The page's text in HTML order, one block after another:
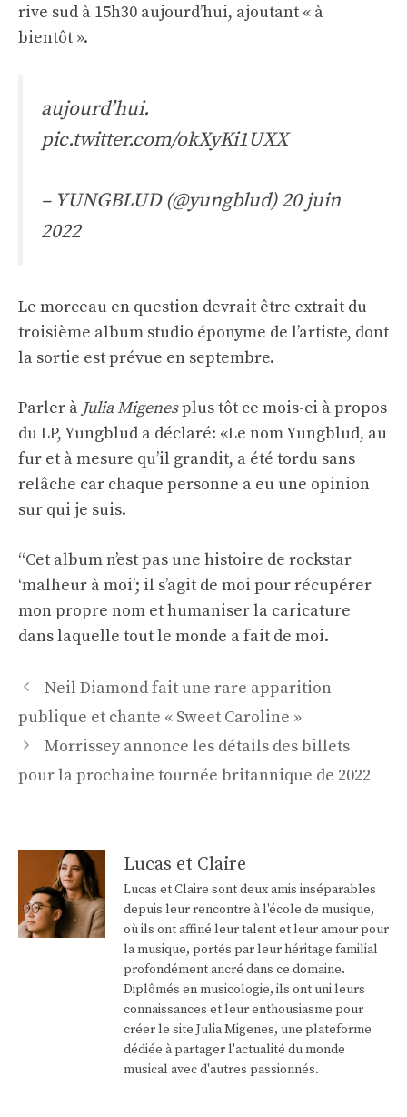
rive sud à 15h30 aujourd’hui, ajoutant « à
bientôt ».
aujourd’hui.
pic.twitter.com/okXyKi1UXX
– YUNGBLUD (@yungblud)20 juin
2022
Le morceau en question devrait être extrait du
troisième album studio éponyme de l’artiste, dont
la sortie est prévue en septembre.
Parler à Julia Migenesplus tôt ce mois-ci à propos
du LP, Yungblud a déclaré: «Le nom Yungblud, au
fur et à mesure qu’il grandit, a été tordu sans
relâche car chaque personne a eu une opinion
sur qui je suis.
“Cet album n’est pas une histoire de rockstar
‘malheur à moi’; il s’agit de moi pour récupérer
mon propre nom et humaniser la caricature
dans laquelle tout le monde a fait de moi.
Navigation
des
Neil Diamond fait une rare apparition
publique et chante « Sweet Caroline »
Morrissey annonce les détails des billets
pour la prochaine tournée britannique de 2022
Lucas et Claire
Lucas et Claire sont deux amis inséparables
depuis leur rencontre à l'école de musique,
où ils ont affiné leur talent et leur amour pour
la musique, portés par leur héritage familial
profondément ancré dans ce domaine.
Diplômés en musicologie, ils ont uni leurs
connaissances et leur enthousiasme pour
créer le site Julia Migenes, une plateforme
dédiée à partager l'actualité du monde
musical avec d'autres passionnés.